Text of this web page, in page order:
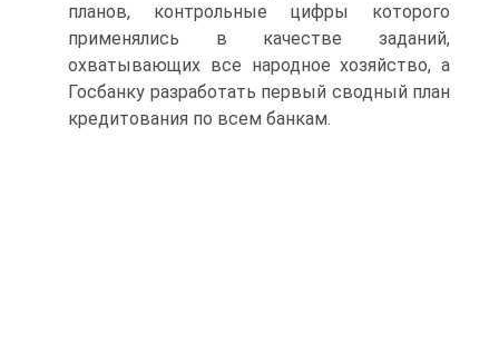
планов, контрольные цифры которого
применялись в качестве заданий,
охватывающих все народное хозяйство, а
Госбанку разработать первый сводный план
кредитования по всем банкам.